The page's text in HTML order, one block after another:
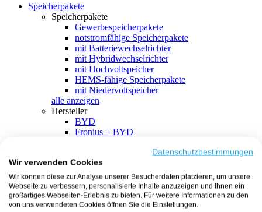
Speicherpakete
Speicherpakete
Gewerbespeicherpakete
notstromfähige Speicherpakete
mit Batteriewechselrichter
mit Hybridwechselrichter
mit Hochvoltspeicher
HEMS-fähige Speicherpakete
mit Niedervoltspeicher
alle anzeigen
Hersteller
BYD
Fronius + BYD
SMA + BYD
EcoFlow
EcoFlow + EcoFlow
FENECON
FENECON + FENECON
Datenschutzbestimmungen
Wir verwenden Cookies
Wir können diese zur Analyse unserer Besucherdaten platzieren, um unsere
Webseite zu verbessern, personalisierte Inhalte anzuzeigen und Ihnen ein
großartiges Webseiten-Erlebnis zu bieten. Für weitere Informationen zu den
von uns verwendeten Cookies öffnen Sie die Einstellungen.